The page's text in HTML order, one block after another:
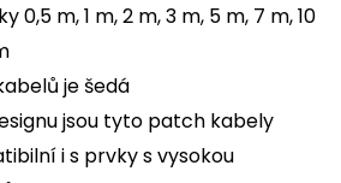
0,5 m, 1 m, 2 m, 3 m, 5 m, 7 m, 10
je šedá
jsou tyto patch kabely
i s prvky s vysokou